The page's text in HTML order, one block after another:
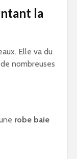
la
Elle va du
nombreuses
robe baie